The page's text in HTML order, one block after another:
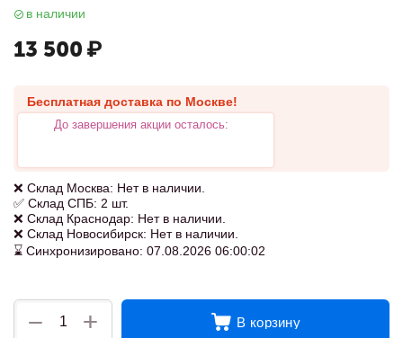
в наличии
13 500 ₽
Бесплатная доставка по Москве!
До завершения акции осталось:
❌ Склад Москва: Нет в наличии.
✅ Склад СПБ: 2 шт.
❌ Склад Краснодар: Нет в наличии.
❌ Склад Новосибирск: Нет в наличии.
⌛ Синхронизировано: 07.08.2026 06:00:02
+
− В корзину